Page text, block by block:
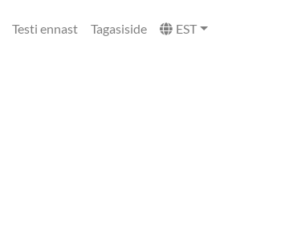
Testi ennast Tagasiside EST